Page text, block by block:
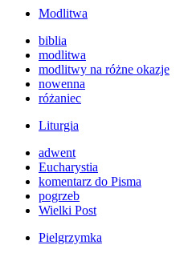
Modlitwa
biblia
modlitwa
modlitwy na różne okazje
nowenna
różaniec
Liturgia
adwent
Eucharystia
komentarz do Pisma
pogrzeb
Wielki Post
Pielgrzymka